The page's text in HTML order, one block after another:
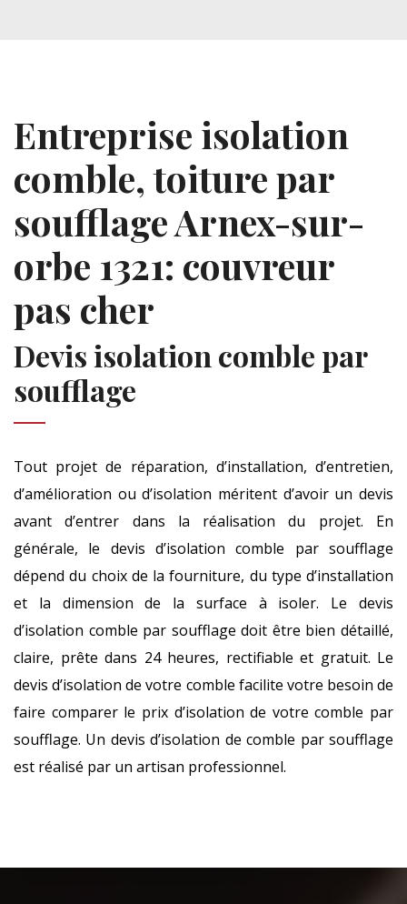
Entreprise isolation
comble, toiture par
soufflage Arnex-sur-
orbe 1321: couvreur
pas cher
Devis isolation comble par
soufflage
Tout projet de réparation, d’installation, d’entretien,
d’amélioration ou d’isolation méritent d’avoir un devis
avant d’entrer dans la réalisation du projet. En
générale, le devis d’isolation comble par soufflage
dépend du choix de la fourniture, du type d’installation
et la dimension de la surface à isoler. Le devis
d’isolation comble par soufflage doit être bien détaillé,
claire, prête dans 24 heures, rectifiable et gratuit. Le
devis d’isolation de votre comble facilite votre besoin de
faire comparer le prix d’isolation de votre comble par
soufflage. Un devis d’isolation de comble par soufflage
est réalisé par un artisan professionnel.